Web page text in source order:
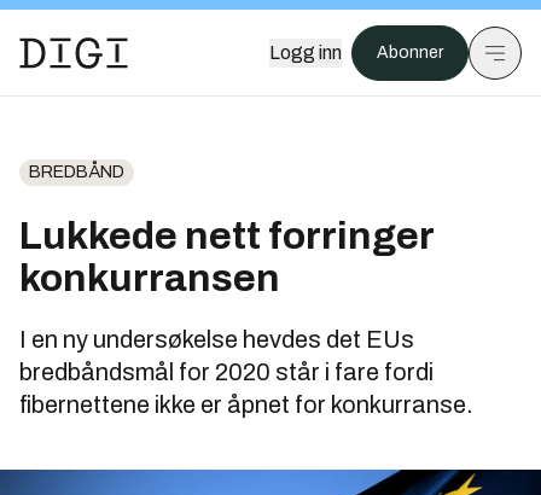
Logg inn Abonner
BREDBÅND
Lukkede nett forringer
konkurransen
I en ny undersøkelse hevdes det EUs
bredbåndsmål for 2020 står i fare fordi
fibernettene ikke er åpnet for konkurranse.